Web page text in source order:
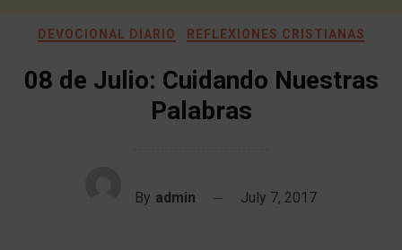
DEVOCIONAL DIARIO REFLEXIONES CRISTIANAS
08 de Julio: Cuidando Nuestras
Palabras
By admin July 7, 2017